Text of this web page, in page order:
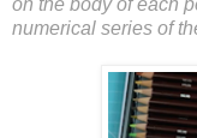
numerical series of